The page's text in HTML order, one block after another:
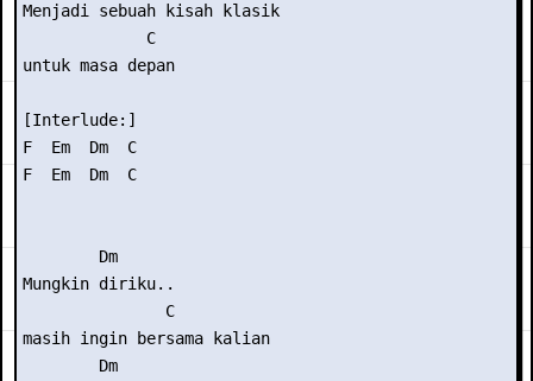
Menjadi sebuah kisah klasik
             C
untuk masa depan
[Interlude:]
F  Em  Dm  C
F  Em  Dm  C
        Dm
Mungkin diriku..
               C
masih ingin bersama kalian
        Dm